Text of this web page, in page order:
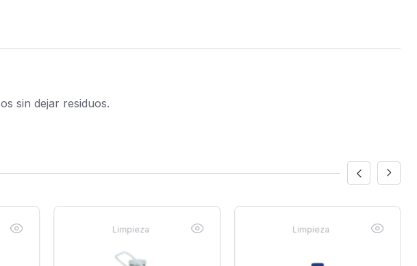
sin dejar residuos.
Limpieza Limpieza